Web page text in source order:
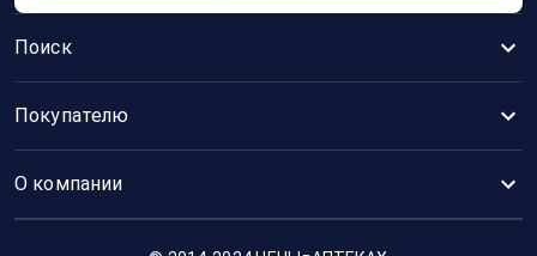
Поиск
Покупателю
О компании